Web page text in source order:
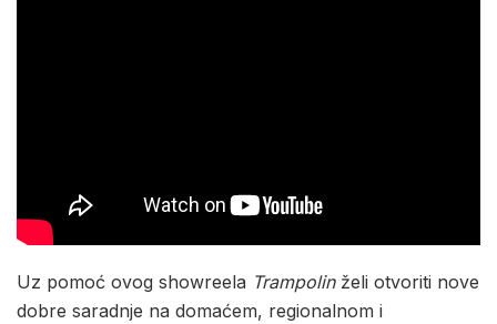
Uz pomoć ovog showreela Trampolinželi otvoriti nove
dobre saradnje na domaćem, regionalnom i